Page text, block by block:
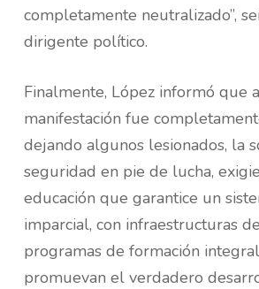
completamente neutralizado”,
dirigente político.
Finalmente, López informó que
manifestación fue
dejando algunos lesionados, la
seguridad en pie de lucha,
educación que garantice un
imparcial, con infraestructuras
programas de formación
promuevan el verdadero